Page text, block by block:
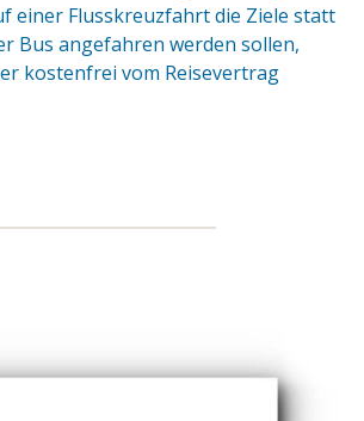
einer Flusskreuzfahrt die Ziele statt
Bus angefahren werden sollen,
kostenfrei vom Reisevertrag